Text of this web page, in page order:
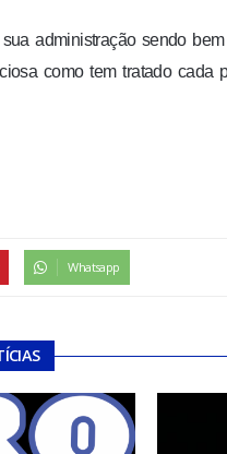
administração sendo
como tem tratado cada
Whatsapp